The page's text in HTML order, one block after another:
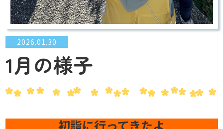
2026.01.30
1月の様子
初詣に行ってきたよ